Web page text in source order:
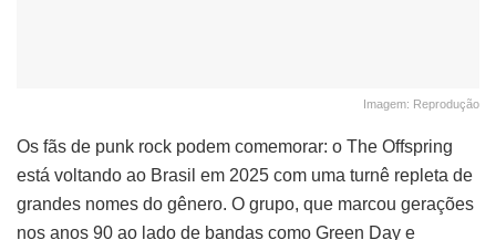
Imagem: Reprodução
Os fãs de punk rock podem comemorar: o The Offspring
está voltando ao Brasil em 2025 com uma turnê repleta de
grandes nomes do gênero. O grupo, que marcou gerações
nos anos 90 ao lado de bandas como Green Day e